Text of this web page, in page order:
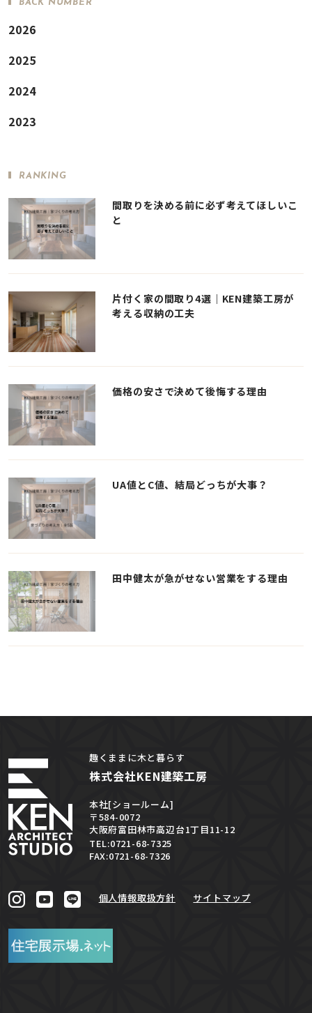
BACK NUMBER
2026
2025
2024
2023
RANKING
間取りを決める前に必ず考えてほしいこ
と
片付く家の間取り4選｜KEN建築工房が
考える収納の工夫
価格の安さで決めて後悔する理由
UA値とC値、結局どっちが大事？
田中健太が急がせない営業をする理由
趣くままに木と暮らす
株式会社KEN建築工房
本社[ショールーム]
〒584-0072
大阪府富田林市高辺台1丁目11-12
TEL:0721-68-7325
FAX:0721-68-7326
個人情報取扱方針 サイトマップ